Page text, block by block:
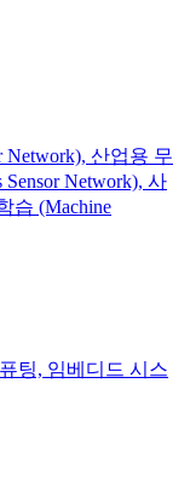
Network), 산업용 무
Network), 사
습 (Machine
팅, 임베디드 시스